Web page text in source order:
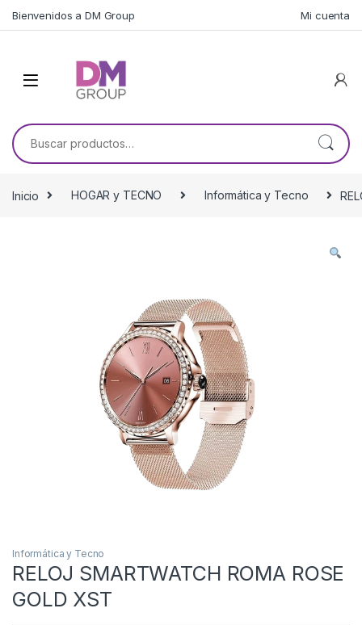
Bienvenidos a DM Group Mi cuenta
Buscar por:
Inicio HOGAR y TECNO Informática y Tecno
Informática y Tecno
RELOJ SMARTWATCH ROMA ROSE
GOLD XST